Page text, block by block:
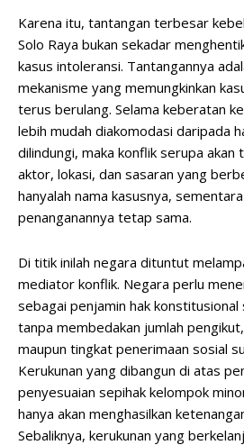
Karena itu, tantangan terbesar
Solo Raya bukan sekadar
kasus intoleransi. Tantangannya
mekanisme yang memungkinkan
terus berulang. Selama keberatan
lebih mudah diakomodasi daripada
dilindungi, maka konflik serupa akan
aktor, lokasi, dan sasaran yang
hanyalah nama kasusnya,
penanganannya tetap sama.
Di titik inilah negara dituntut
mediator konflik. Negara perlu
sebagai penjamin hak
tanpa membedakan jumlah
maupun tingkat penerimaan sosial
Kerukunan yang dibangun di atas
penyesuaian sepihak kelompok
hanya akan menghasilkan
Sebaliknya, kerukunan yang